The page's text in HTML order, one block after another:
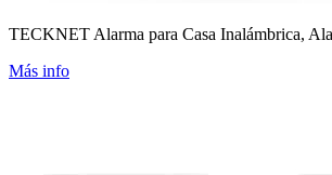
TECKNET Alarma para Casa Inalámbrica,
Más info